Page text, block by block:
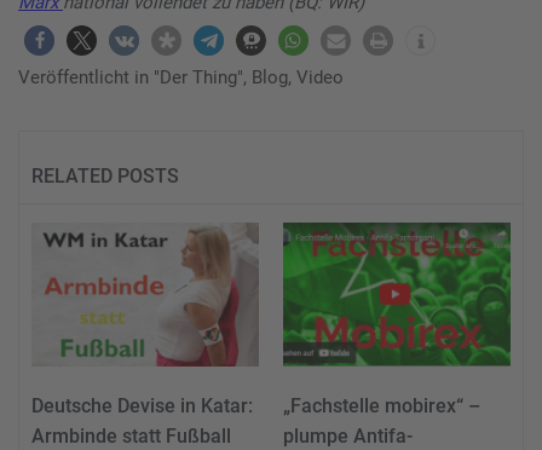
Veröffentlicht in "Der Thing", Blog, Video
RELATED POSTS
Deutsche Devise in Katar:
Armbinde statt Fußball
„Fachstelle mobirex“ –
plumpe Antifa-